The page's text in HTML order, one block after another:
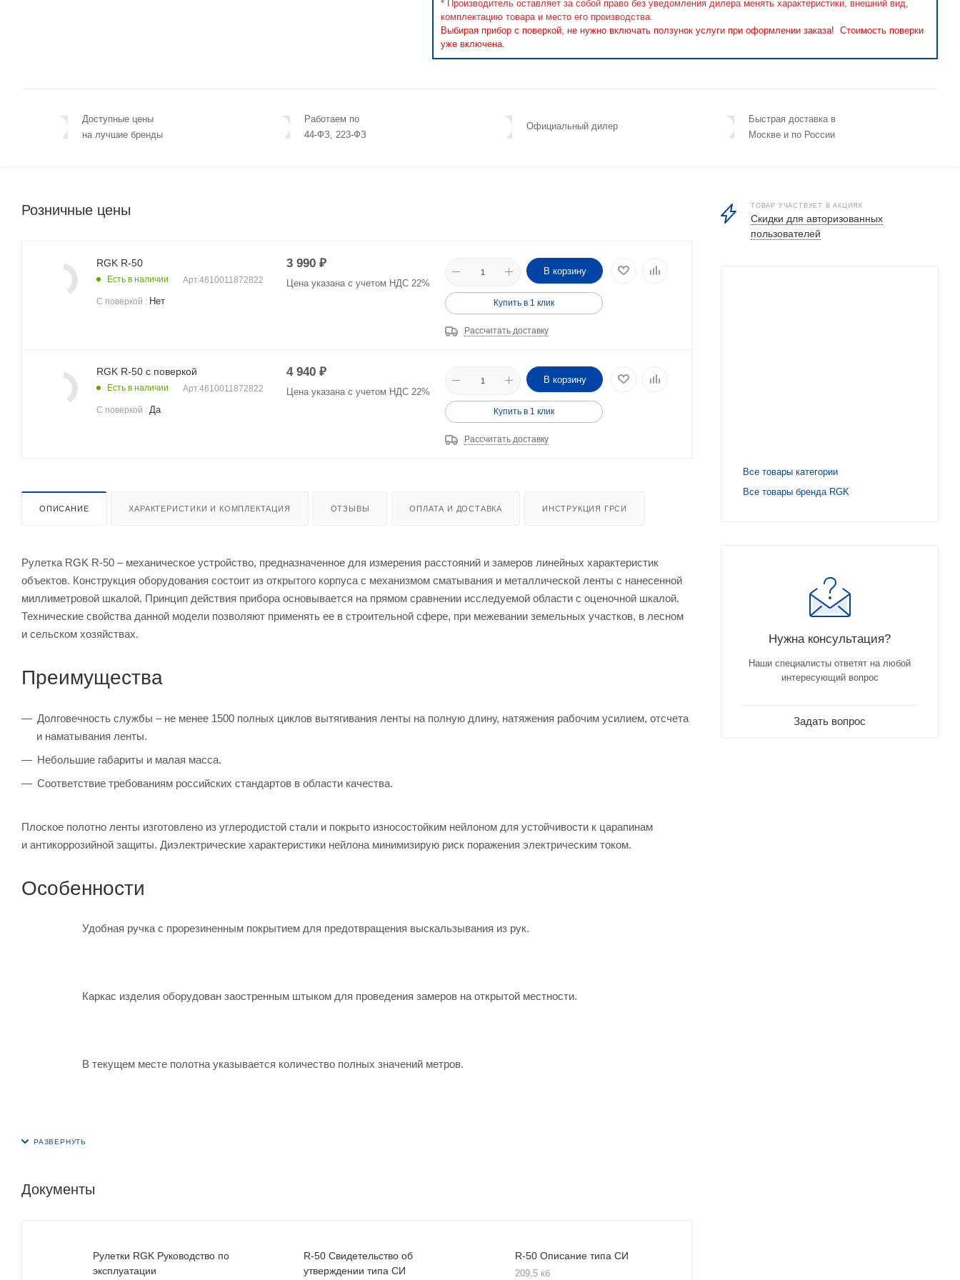
* Производитель оставляет за собой право без уведомления дилера менять характеристики, внешний вид,
комплектацию товара и место его производства.
Выбирая прибор с поверкой, не нужно включать ползунок услуги при оформлении заказа! Стоимость поверки
уже включена.
Доступные цены
на лучшие бренды
Работаем по
44-ФЗ, 223-ФЗ
Официальный дилер
Быстрая доставка в
Москве и по России
Розничные цены
RGK R-50
Есть в наличии Арт.4610011872822
С поверкой : Нет
3 990₽
Цена указана с учетом НДС 22%
В корзину
Купить в 1 клик
Рассчитать доставку
RGK R-50 с поверкой
Есть в наличии Арт.4610011872822
С поверкой : Да
4 940₽
Цена указана с учетом НДС 22%
В корзину
Купить в 1 клик
Рассчитать доставку
ОПИСАНИЕ ХАРАКТЕРИСТИКИ И КОМПЛЕКТАЦИЯ ОТЗЫВЫ ОПЛАТА И ДОСТАВКА ИНСТРУКЦИЯ ГРСИ
Рулетка RGK R-50 – механическое устройство, предназначенное для измерения расстояний и замеров линейных характеристик
объектов. Конструкция оборудования состоит из открытого корпуса с механизмом сматывания и металлической ленты с нанесенной
миллиметровой шкалой. Принцип действия прибора основывается на прямом сравнении исследуемой области с оценочной шкалой.
Технические свойства данной модели позволяют применять ее в строительной сфере, при межевании земельных участков, в лесном
и сельском хозяйствах.
Преимущества
Долговечность службы – не менее 1500 полных циклов вытягивания ленты на полную длину, натяжения рабочим усилием, отсчета
и наматывания ленты.
Небольшие габариты и малая масса.
Соответствие требованиям российских стандартов в области качества.
Плоское полотно ленты изготовлено из углеродистой стали и покрыто износостойким нейлоном для устойчивости к царапинам
и антикоррозийной защиты. Диэлектрические характеристики нейлона минимизирую риск поражения электрическим током.
Особенности
Удобная ручка с прорезиненным покрытием для предотвращения выскальзывания из рук.
Каркас изделия оборудован заостренным штыком для проведения замеров на открытой местности.
В текущем месте полотна указывается количество полных значений метров.
Документы
Рулетки RGK Руководство по
эксплуатации
R-50 Свидетельство об
утверждении типа СИ
R-50 Описание типа СИ
209,5 кб
ТОВАР УЧАСТВУЕТ В АКЦИЯХ
Скидки для авторизованных
пользователей
Все товары категории
Все товары бренда RGK
Нужна консультация?
Наши специалисты ответят на любой
интересующий вопрос
Задать вопрос